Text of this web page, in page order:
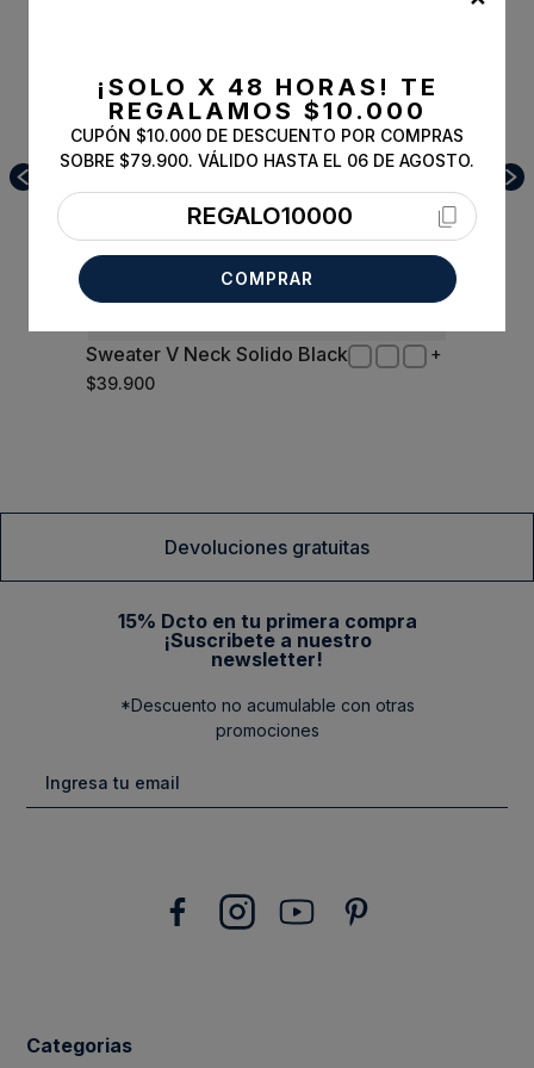
L
Sweater V Neck Solido Black
$39.900
Devoluciones gratuitas
15% Dcto en tu primera compra
¡Suscribete a nuestro
newsletter!
*Descuento no acumulable con otras
promociones
Categorias
¡SOLO X 48 HORAS! TE
REGALAMOS $10.000
CUPÓN $10.000 DE DESCUENTO POR COMPRAS
SOBRE $79.900. VÁLIDO HASTA EL 06 DE AGOSTO.
REGALO10000
COMPRAR